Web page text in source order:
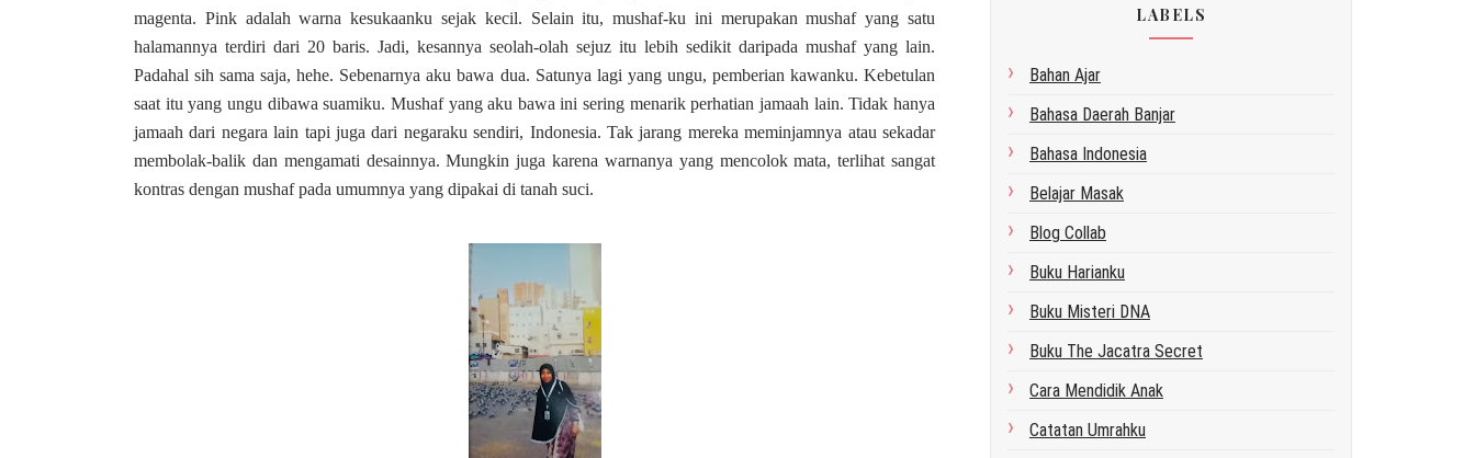
magenta. Pink adalah warna kesukaanku sejak kecil. Selain itu, mushaf-ku ini merupakan mushaf yang satu
halamannya terdiri dari 20 baris. Jadi, kesannya seolah-olah sejuz itu lebih sedikit daripada mushaf yang lain.
Padahal sih sama saja, hehe. Sebenarnya aku bawa dua. Satunya lagi yang ungu, pemberian kawanku. Kebetulan
saat itu yang ungu dibawa suamiku. Mushaf yang aku bawa ini sering menarik perhatian jamaah lain. Tidak hanya
jamaah dari negara lain tapi juga dari negaraku sendiri, Indonesia. Tak jarang mereka meminjamnya atau sekadar
membolak-balik dan mengamati desainnya. Mungkin juga karena warnanya yang mencolok mata, terlihat sangat
kontras dengan mushaf pada umumnya yang dipakai di tanah suci.
LABELS
Bahan Ajar
Bahasa Daerah Banjar
Bahasa Indonesia
Belajar Masak
Blog Collab
Buku Harianku
Buku Misteri DNA
Buku The Jacatra Secret
Cara Mendidik Anak
Catatan Umrahku